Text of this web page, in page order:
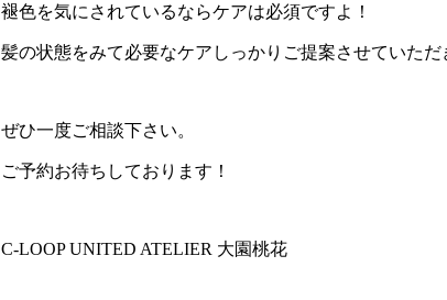
褪色を気にされているならケアは必須ですよ！
髪の状態をみて必要なケアしっかりご提案させていただ
ぜひ一度ご相談下さい。
ご予約お待ちしております！
C-LOOP UNITED ATELIER 大園桃花